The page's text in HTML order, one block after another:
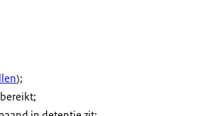
);